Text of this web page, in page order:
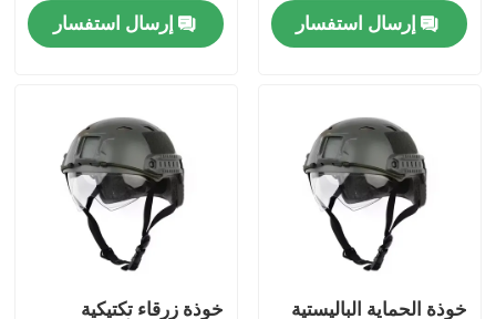
مراقبة الجودة
اطلب اقتباس
ملابس عسكرية تكتيكية
سترة عسكرية تكتيكية مضادة للرصاص
إرسال استفسار
إرسال استفسار
خوذة الحماية الباليستية خوذة زرقاء تكتيكية